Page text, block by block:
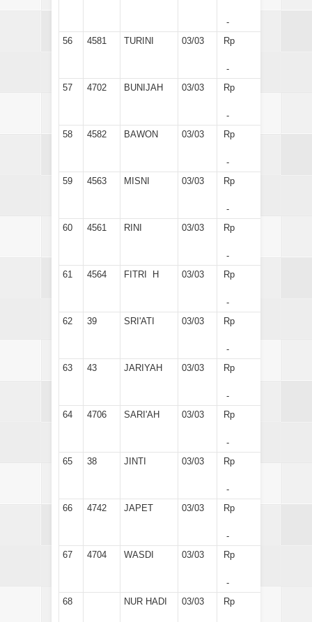
-
56
4581 TURINI 03/03 Rp
-
57
4702 BUNIJAH 03/03 Rp
-
58
4582 BAWON 03/03 Rp
-
59
4563 MISNI 03/03 Rp
-
60
4561 RINI 03/03 Rp
-
61
4564 FITRI H 03/03 Rp
-
62
39 SRI'ATI 03/03 Rp
-
63
43 JARIYAH 03/03 Rp
-
64
4706 SARI'AH 03/03 Rp
-
65
38 JINTI 03/03 Rp
-
66
4742 JAPET 03/03 Rp
-
67
4704 WASDI 03/03 Rp
-
68
NUR HADI 03/03 Rp